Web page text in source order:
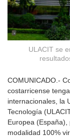
ULACIT se
COMUNICADO.-
costarricense
internacionales, la
Tecnología
Europea
modalidad 100%